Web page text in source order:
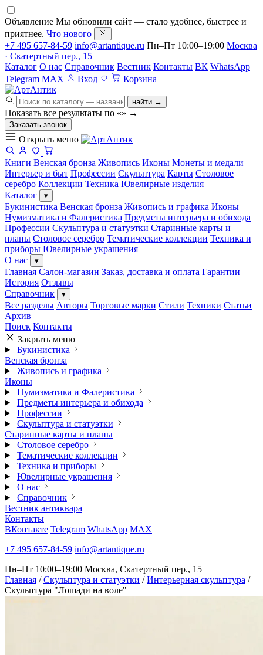
Объявление Мы обновили сайт — стало удобнее, быстрее и
приятнее. Что нового
+7 495 657-84-59 info@artantique.ru Пн–Пт 10:00–19:00 Москва
· Скатертный пер., 15
Каталог О нас Справочник Вестник Контакты ВК WhatsApp
Telegram MAX Вход Корзина
найти →
Показать все результаты по «» →
Заказать звонок
Открыть меню
Книги Венская бронза Живопись Иконы Монеты и медали
Интерьер и быт Профессии Скульптура Карты Столовое
серебро Коллекции Техника Ювелирные изделия
Каталог
▾
Букинистика Венская бронза Живопись и графика Иконы
Нумизматика и Фалеристика Предметы интерьера и обихода
Профессии Скульптура и статуэтки Старинные карты и
планы Столовое серебро Тематические коллекции Техника и
приборы Ювелирные украшения
О нас
▾
Главная Салон-магазин Заказ, доставка и оплата Гарантии
История Отзывы
Справочник
▾
Все разделы Авторы Торговые марки Стили Техники Статьи
Архив
Поиск Контакты
Закрыть меню
Букинистика
Венская бронза
Живопись и графика
Иконы
Нумизматика и Фалеристика
Предметы интерьера и обихода
Профессии
Скульптура и статуэтки
Старинные карты и планы
Столовое серебро
Тематические коллекции
Техника и приборы
Ювелирные украшения
О нас
Справочник
Вестник антиквара
Контакты
ВКонтакте Telegram WhatsApp MAX
+7 495 657-84-59 info@artantique.ru
Пн–Пт 10:00–19:00 Москва, Скатертный пер., 15
Главная / Скульптура и статуэтки / Интерьерная скульптура /
Скульптура "Лошади на воле"